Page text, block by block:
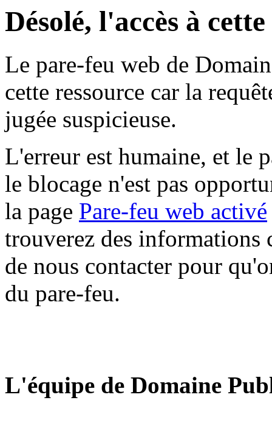
Désolé, l'accès à
Le pare-feu web de
cette ressource car la
jugée suspicieuse.
L'erreur est humaine, et le
le blocage n'est pas
la page Pare-feu web activé
trouverez des informations
de nous contacter pour
du pare-feu.
L'équipe de Domaine